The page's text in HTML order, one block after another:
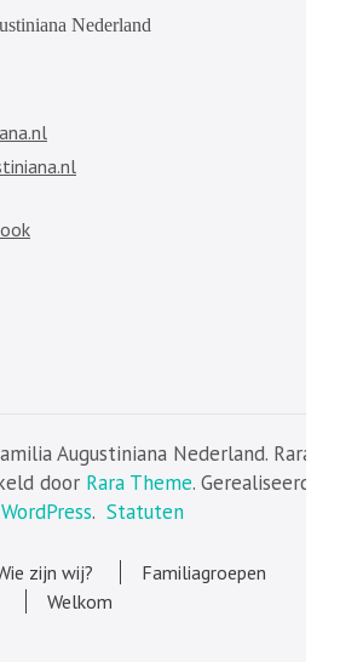
Nederland
Augustiniana Nederland. Rara
door Rara Theme. Gerealiseerd
WordPress. Statuten
zijn wij?
Familiagroepen
Welkom